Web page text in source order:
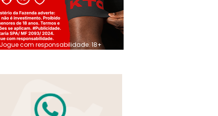
Jogue com responsabilidade. 18+